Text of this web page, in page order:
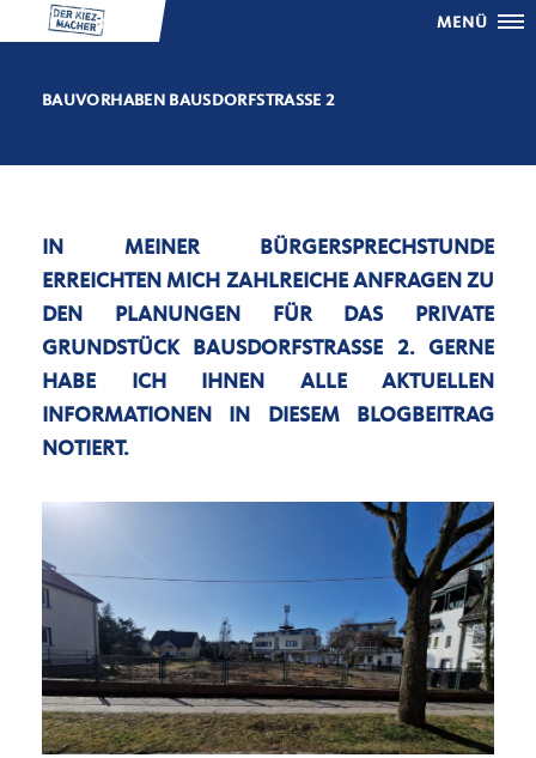
MENÜ
BAUVORHABEN BAUSDORFSTRASSE 2
IN MEINER BÜRGERSPRECHSTUNDE
ERREICHTEN MICH ZAHLREICHE ANFRAGEN ZU
DEN PLANUNGEN FÜR DAS PRIVATE
GRUNDSTÜCK BAUSDORFSTRASSE 2. GERNE H
ABE ICH IHNEN ALLE AKTUELLEN I
NFORMATIONEN IN DIESEM BLOGBEITRAG N
OTIERT.